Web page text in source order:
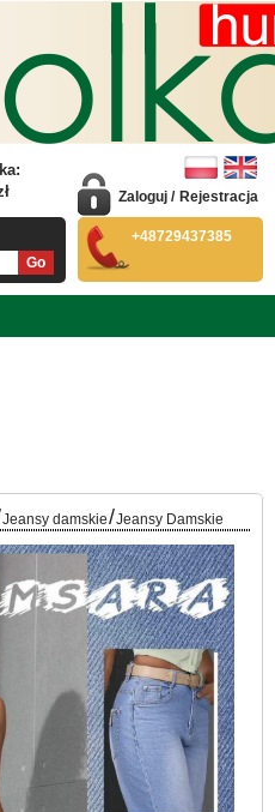
Zaloguj / Rejestracja
+48729437385
Jeansy damskie/Jeansy Damskie